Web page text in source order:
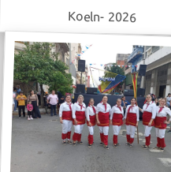
Koeln- 2026